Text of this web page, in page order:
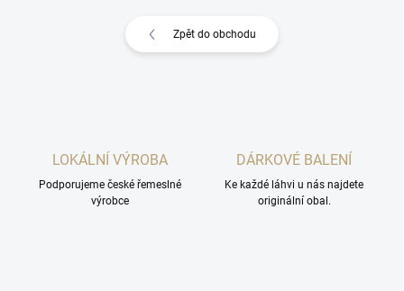
Zpět do obchodu
LOKÁLNÍ VÝROBA
Podporujeme české řemeslné
výrobce
DÁRKOVÉ BALENÍ
Ke každé láhvi u nás najdete
originální obal.